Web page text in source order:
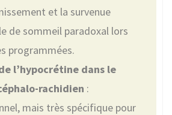
et la survenue
de sommeil paradoxal lors
programmées.
l’hypocrétine dans le
rachidien :
mais très spécifique pour